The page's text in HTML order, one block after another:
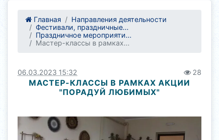
Главная
Направления деятельности
Фестивали, праздничные...
Праздничное мероприяти...
Мастер-классы в рамках...
06.03.2023 15:32 28
МАСТЕР-КЛАССЫ В РАМКАХ АКЦИИ
"ПОРАДУЙ ЛЮБИМЫХ"